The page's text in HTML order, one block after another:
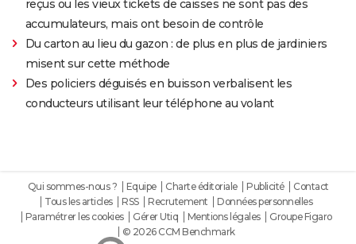
reçus ou les vieux tickets de caisses ne sont pas des
accumulateurs, mais ont besoin de contrôle
Du carton au lieu du gazon : de plus en plus de jardiniers
misent sur cette méthode
Des policiers déguisés en buisson verbalisent les
conducteurs utilisant leur téléphone au volant
Qui sommes-nous ? Equipe Charte éditoriale Publicité
Contact
Tous les articles
RSS Recrutement
Données personnelles
Paramétrer les cookies
Gérer Utiq Mentions légales
Groupe Figaro
© 2026 CCM Benchmark